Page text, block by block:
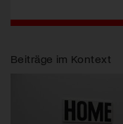
Beiträge im Kontext